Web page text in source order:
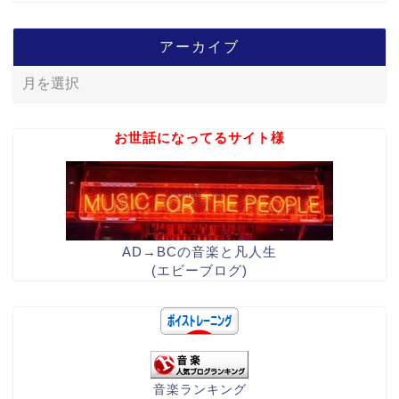
アーカイブ
お世話になってるサイト様
AD→BCの音楽と凡人生
(エビーブログ)
音楽ランキング